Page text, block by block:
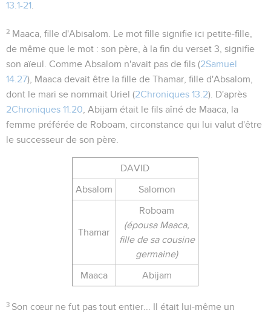
13.1-21
2 Maaca, fille d'Abisalom . Le motfille signifie ici petite-fille,
de même que le mot : son père , à la fin du verset 3, signifie
son aïeul. Comme Absalom n'avait pas de fils (2Samuel
14.27), Maaca devait être la fille de Thamar, fille d'Absalom,
dont le mari se nommait Uriel (2Chroniques 13.2). D'après
2Chroniques 11.20 , Abijam était le fils aîné de Maaca, la
femme préférée de Roboam, circonstance qui lui valut d'être
le successeur de son père.
DAVID
Absalom Salomon
Thamar
Roboam
(épousa Maaca,
fille de sa cousine
germaine)
Maaca Abijam
3 Son cœur ne fut pas tout entier...
Il était lui-même un